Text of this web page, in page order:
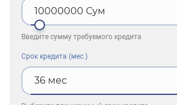
10000000 Сум
Введите сумму требуемого кредита
Срок кредита (мес.)
36 мес